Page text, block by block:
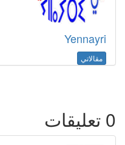
Yennayri
مقالاتي
0تعليقات